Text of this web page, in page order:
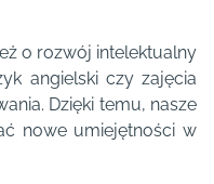
o rozwój intelektualny
angielski czy zajęcia
Dzięki temu, nasze
nowe umiejętności w